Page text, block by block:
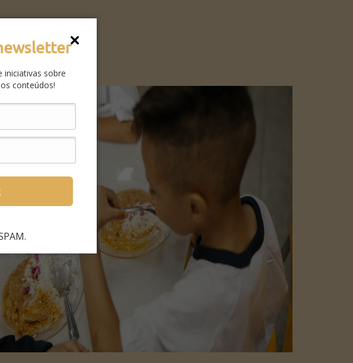
iniciativas sobre
conteúdos!